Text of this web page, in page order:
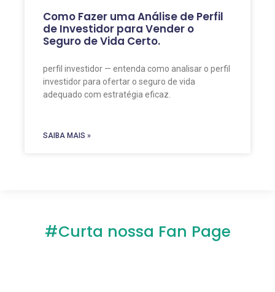
Como Fazer uma Análise de Perfil
de Investidor para Vender o
Seguro de Vida Certo.
perfil investidor — entenda como analisar o perfil
investidor para ofertar o seguro de vida
adequado com estratégia eficaz.
SAIBA MAIS »
#Curta nossa Fan Page